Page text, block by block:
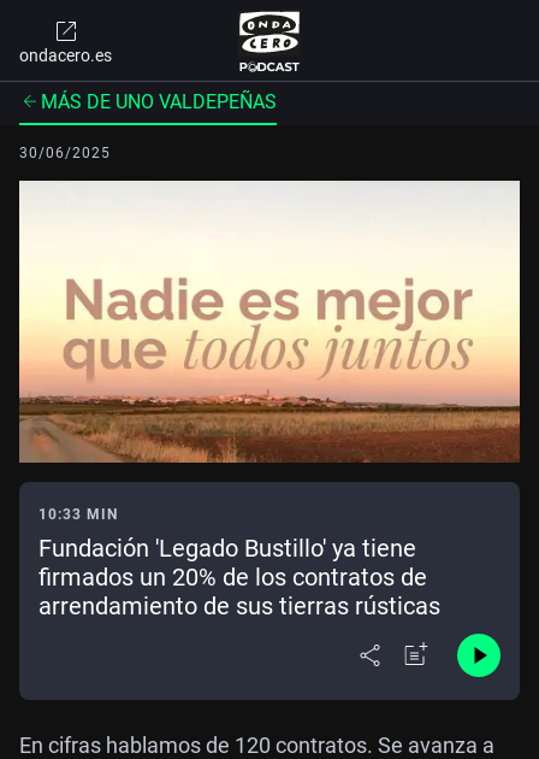
ondacero.es
MÁS DE UNO VALDEPEÑAS
30/06/2025
10:33 MIN
Fundación 'Legado Bustillo' ya tiene
firmados un 20% de los contratos de
arrendamiento de sus tierras rústicas
En cifras hablamos de 120 contratos. Se avanza a